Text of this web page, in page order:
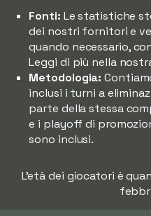
Fonti: Le statistiche
dei nostri fornitori e
quando necessario,
Leggi di più nella
Metodologia:
inclusi i turni a
parte della stessa
e i playoff di
sono inclusi.
L'età dei giocatori è